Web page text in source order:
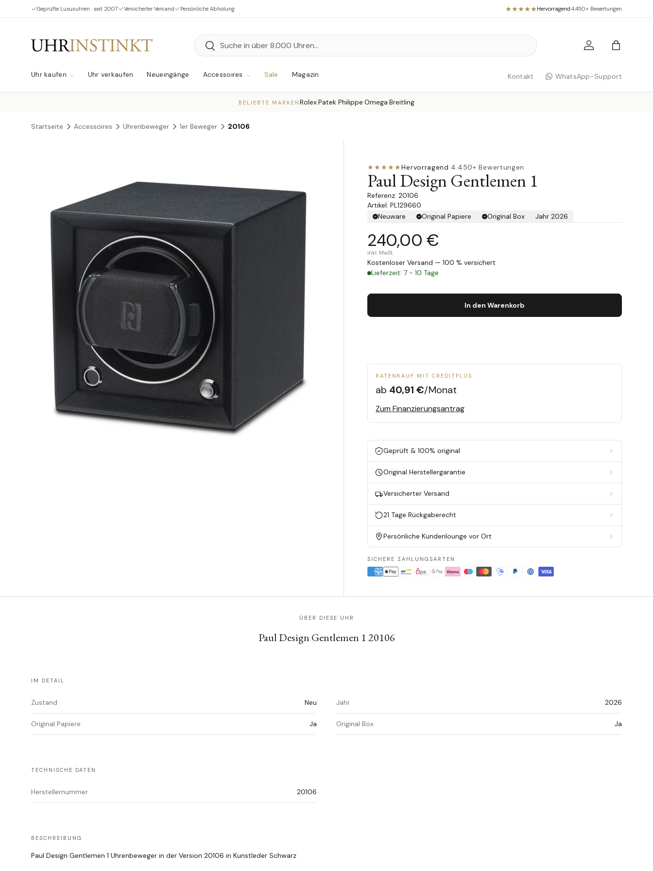
Direkt zum Inhalt
Geprüfte Luxusuhren · seit 2007 Versicherter Versand Persönliche Abholung Hervorragend·4.450+ Bewertungen
Suchen
Suchen Einloggen
Uhr kaufen Uhr verkaufen Neueingänge Accessoires Sale Magazin Kontakt WhatsApp-Support
BELIEBTE MARKEN Rolex·Patek Philippe·Omega·Breitling
Startseite Accessoires Uhrenbeweger 1er Beweger 20106
Zu Produktinformationen springen
★★★★★Hervorragend·4.450+ Bewertungen
Paul Design Gentlemen 1
20106
Artikel: PL129660
Neuware
Original Papiere Original Box Jahr 2026
240,00 €
inkl. MwSt.
Kostenloser Versand — 100 % versichert
Lieferzeit: 7 - 10 Tage
In den Warenkorb
RATENKAUF MIT CREDITPLUS
ab 40,91 €/Monat
Zum Finanzierungsantrag
Geprüft & 100% original
Original Herstellergarantie
Versicherter Versand
21 Tage Rückgaberecht
Persönliche Kundenlounge vor Ort
SICHERE ZAHLUNGSARTEN
ÜBER DIESE UHR
Paul Design Gentlemen 1 20106
IM DETAIL
Zustand Neu Jahr 2026
Original Papiere Ja Original Box Ja
TECHNISCHE DATEN
Herstellernummer 20106
BESCHREIBUNG
Paul Design Gentlemen 1 Uhrenbeweger in der Version 20106 in Kunstleder Schwarz